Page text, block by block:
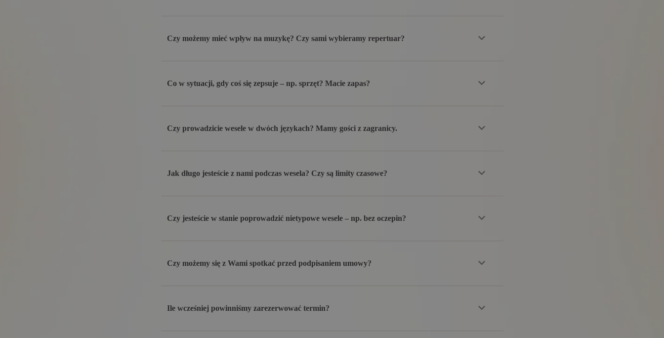
Czy możemy mieć wpływ na muzykę? Czy sami wybieramy repertuar?
Co w sytuacji, gdy coś się zepsuje – np. sprzęt? Macie zapas?
Czy prowadzicie wesele w dwóch językach? Mamy gości z zagranicy.
Jak długo jesteście z nami podczas wesela? Czy są limity czasowe?
Czy jesteście w stanie poprowadzić nietypowe wesele – np. bez oczepin?
Czy możemy się z Wami spotkać przed podpisaniem umowy?
Ile wcześniej powinniśmy zarezerwować termin?